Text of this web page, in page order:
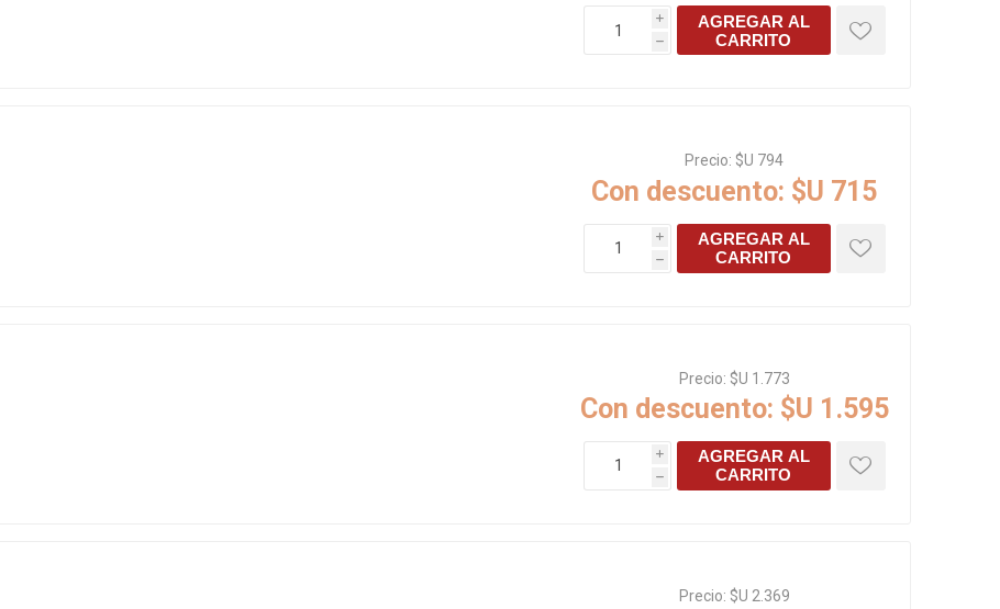
i
h
AGREGAR AL
CARRITO
Precio: $U 794
Con descuento: $U 715
i
h
AGREGAR AL
CARRITO
Precio: $U 1.773
Con descuento: $U 1.595
i
h
AGREGAR AL
CARRITO
Precio: $U 2.369